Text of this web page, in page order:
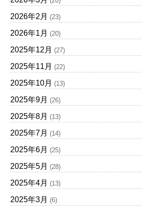
2026年2月 (23)
2026年1月 (20)
2025年12月 (27)
2025年11月 (22)
2025年10月 (13)
2025年9月 (26)
2025年8月 (13)
2025年7月 (14)
2025年6月 (25)
2025年5月 (28)
2025年4月 (13)
2025年3月 (6)